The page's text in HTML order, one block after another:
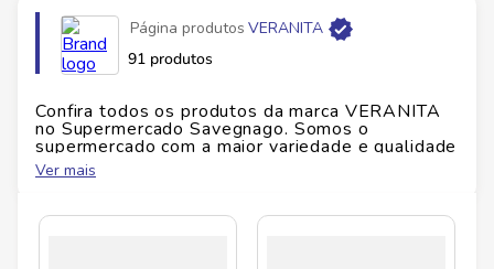
Página produtos VERANITA
91 produtos
Confira todos os produtos da marca VERANITA
no Supermercado Savegnago. Somos o
supermercado com a maior variedade e qualidade
do Brasil!
de produtos VERANITA , confira abaixo:
Ver mais